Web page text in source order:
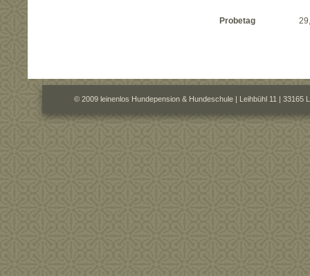
Probetag
© 2009 leinenlos Hundepension & Hundeschule | Leihbühl 11 | 33165